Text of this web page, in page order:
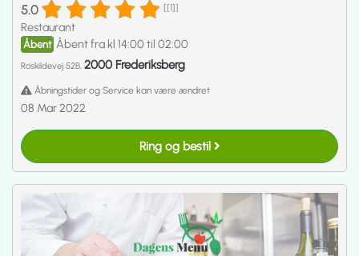
5.0 [[1]]
Restaurant
Åbent Åbent fra kl 14:00 til 02:00
Roskildevej 52B, 2000 Frederiksberg
Åbningstider og Service kan være ændret
08 Mar 2022
Ring og bestil